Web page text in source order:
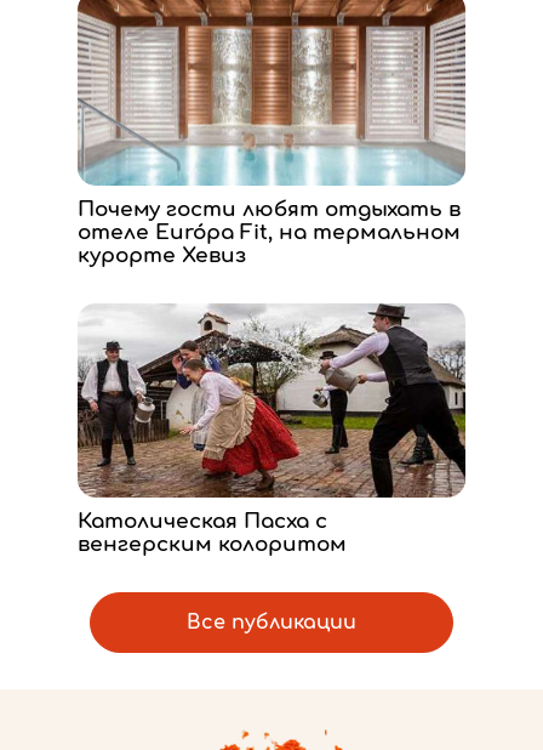
Почему гости любят отдыхать в
отеле Európa Fit, на термальном
курорте Хевиз
Католическая Пасха с
венгерским колоритом
Все публикации